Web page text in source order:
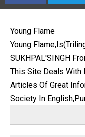
Young Flame
Young
SUKHPAL'SINGH
This Site Deals With
Articles Of Great
Society In